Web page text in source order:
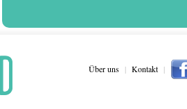
Über uns | Kontakt |